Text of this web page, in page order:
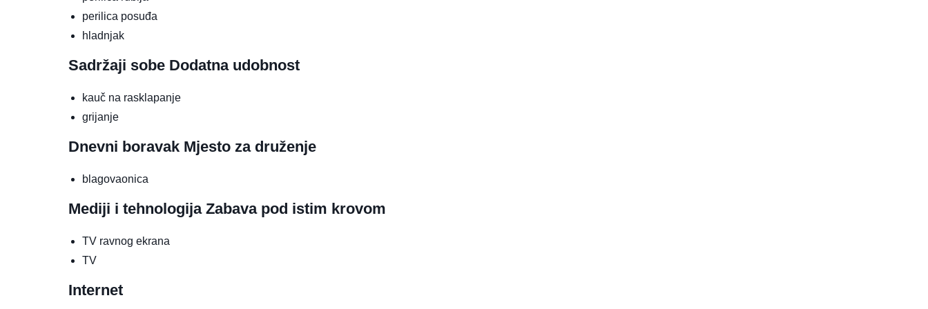
perilica posuđa
hladnjak
Sadržaji sobe Dodatna udobnost
kauč na rasklapanje
grijanje
Dnevni boravak Mjesto za druženje
blagovaonica
Mediji i tehnologija Zabava pod istim krovom
TV ravnog ekrana
TV
Internet